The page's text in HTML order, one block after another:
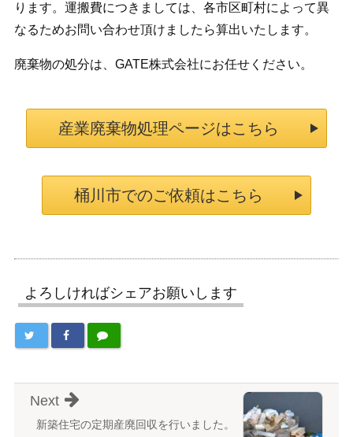
ります。運搬費につきましては、各市区町村によって異
なるためお問い合わせ頂けましたら算出いたします。
廃棄物の処分は、GATE株式会社にお任せください。
産業廃棄物処理ページはこちら
桶川市でのご依頼はこちら
よろしければシェアお願いします
新築住宅の定期産廃回収を行いました。
Next